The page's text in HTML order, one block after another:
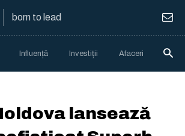
born to lead
Influență Investiții Afaceri
lansează